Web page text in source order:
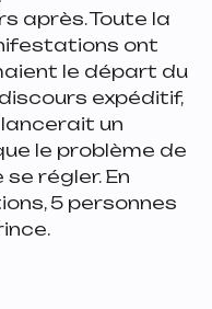
après. Toute la
ont
le départ du
expéditif,
lancerait un
le problème de
régler. En
5 personnes